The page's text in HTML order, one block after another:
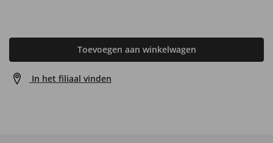
Toevoegen aan winkelwagen
In het filiaal vinden